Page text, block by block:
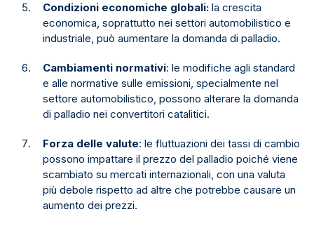
Condizioni economiche globali: la crescita
economica, soprattutto nei settori automobilistico e
industriale, può aumentare la domanda di palladio.
Cambiamenti normativi: le modifiche agli standard
e alle normative sulle emissioni, specialmente nel
settore automobilistico, possono alterare la domanda
di palladio nei convertitori catalitici.
Forza delle valute: le fluttuazioni dei tassi di cambio
possono impattare il prezzo del palladio poiché viene
scambiato su mercati internazionali, con una valuta
più debole rispetto ad altre che potrebbe causare un
aumento dei prezzi.